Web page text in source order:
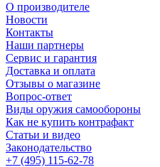
О производителе
Новости
Контакты
Наши партнеры
Сервис и гарантия
Доставка и оплата
Отзывы о магазине
Вопрос-ответ
Виды оружия самообороны
Как не купить контрафакт
Статьи и видео
Законодательство
+7 (495) 115-62-78